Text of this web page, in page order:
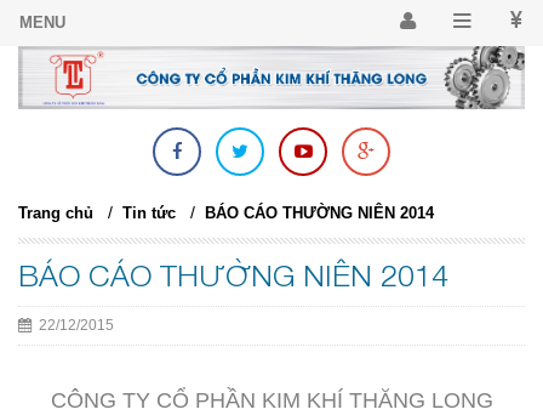
Trang chủ / Tin tức / BÁO CÁO THƯỜNG NIÊN 2014
BÁO CÁO THƯỜNG NIÊN 2014
22/12/2015
CÔNG TY CỔ PHẦN KIM KHÍ THĂNG LONG